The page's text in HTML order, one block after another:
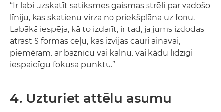
“Ir labi uzskatīt satiksmes gaismas strēli par vadošo
līniju, kas skatienu virza no priekšplāna uz fonu.
Labākā iespēja, kā to izdarīt, ir tad, ja jums izdodas
atrast S formas ceļu, kas izvijas cauri ainavai,
piemēram, ar baznīcu vai kalnu, vai kādu līdzīgi
iespaidīgu fokusa punktu.”
4. Uzturiet attēlu asumu